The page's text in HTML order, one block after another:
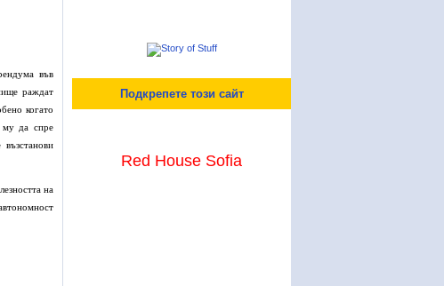
във
раждат
когато
му да спре
на
Подкрепете този сайт
Red House Sofia